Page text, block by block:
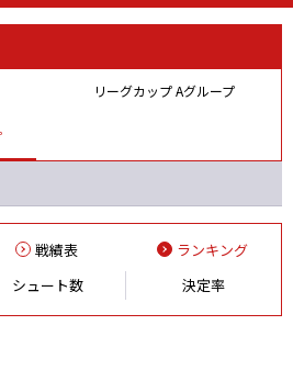
リーグカップ Aグループ
戦績表
ランキング
シュート数 決定率